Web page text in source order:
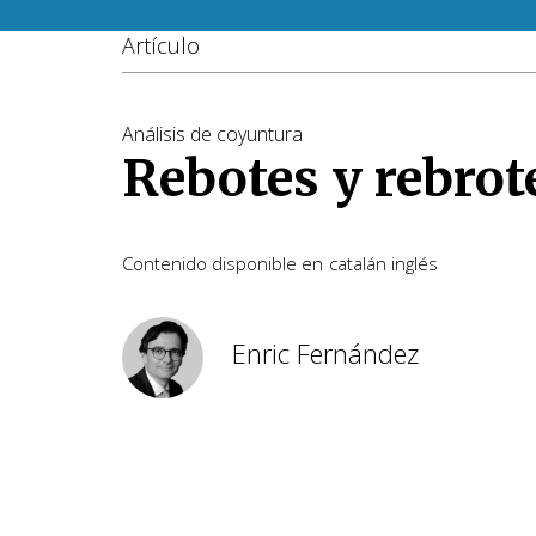
Artículo
Análisis de coyuntura
Rebotes y
Contenido disponible en catalán inglés
Enric Fernández